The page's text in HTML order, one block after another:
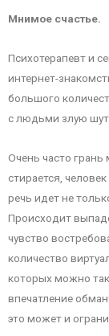
Мнимое счастье.
Психотерапевт и
интернет-
большого
с людьми злую
Очень часто
стирается,
речь идет не
Происходит
чувство
количество
которых можно
впечатление
это может и